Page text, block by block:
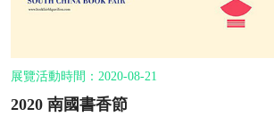
展覽活動時間：2020-08-21
2020 南國書香節